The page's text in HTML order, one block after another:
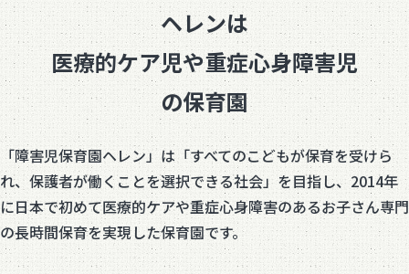
ヘレンは
医療的ケア児や重症心身障害児
の保育園
「障害児保育園ヘレン」は「すべてのこどもが保育を受けら
れ、保護者が働くことを選択できる社会」を目指し、2014年
に日本で初めて医療的ケアや重症心身障害のあるお子さん専門
の長時間保育を実現した保育園です。